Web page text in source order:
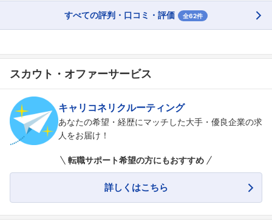
すべての評判・口コミ・評価 全62件
スカウト・オファーサービス
キャリコネリクルーティング
あなたの希望・経歴にマッチした大手・優良企業の求
人をお届け！
転職サポート希望の方にもおすすめ
詳しくはこちら